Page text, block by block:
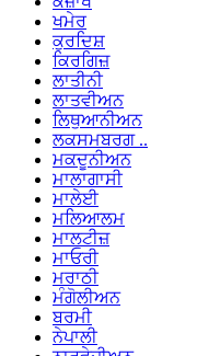
ਖਮੇਰ
ਕੁਰਦਿਸ਼
ਕਿਰਗਿਜ਼
ਲਾਤੀਨੀ
ਲਾਤਵੀਅਨ
ਲਿਥੁਆਨੀਅਨ
ਲਕਸਮਬਰਗ ..
ਮਕਦੂਨੀਅਨ
ਮਾਲਾਗਾਸੀ
ਮਾਲੇਈ
ਮਲਿਆਲਮ
ਮਾਲਟੀਜ਼
ਮਾਓਰੀ
ਮਰਾਠੀ
ਮੰਗੋਲੀਅਨ
ਬਰਮੀ
ਨੇਪਾਲੀ